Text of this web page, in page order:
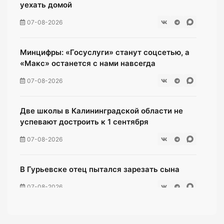
уехать домой
07-08-2026
Минцифры: «Госуслуги» станут соцсетью, а
«Макс» останется с нами навсегда
07-08-2026
Две школы в Калининградской области не
успевают достроить к 1 сентября
07-08-2026
В Гурьевске отец пытался зарезать сына
07-08-2026